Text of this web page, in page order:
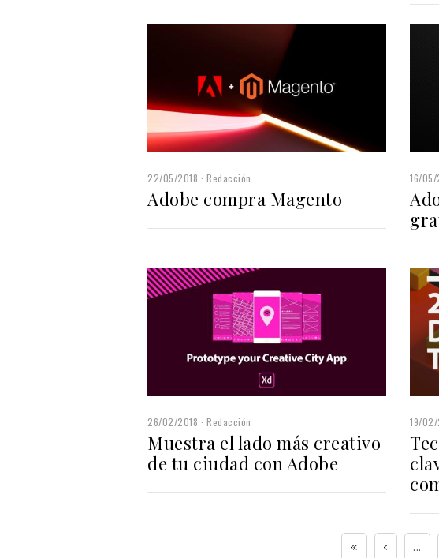
22/05/2018 Redacción
Adobe compra Magento
16/05/
26/02/2018 Redacción
Muestra el lado más creativo
de tu ciudad con Adobe
19/02/
« ‹ ...